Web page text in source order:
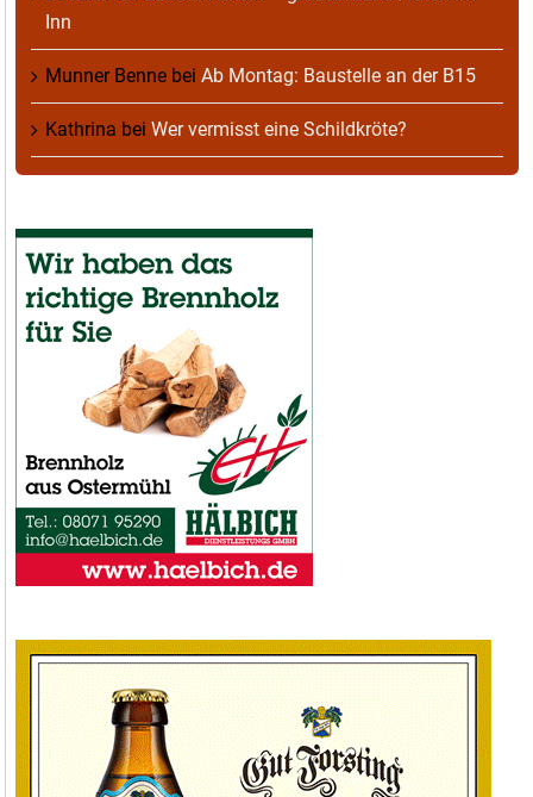
Inn
Munner Benne bei Ab Montag: Baustelle an der B15
Kathrina bei Wer vermisst eine Schildkröte?